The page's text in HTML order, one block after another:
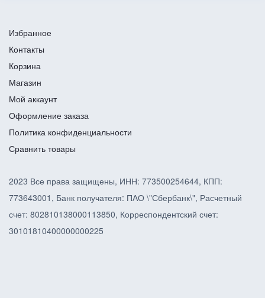
Избранное
Контакты
Корзина
Магазин
Мой аккаунт
Оформление заказа
Политика конфиденциальности
Сравнить товары
2023 Все права защищены, ИНН: 773500254644, КПП:
773643001, Банк получателя: ПАО \"Сбербанк\", Расчетный
счет: 802810138000113850, Корреспондентский счет:
30101810400000000225